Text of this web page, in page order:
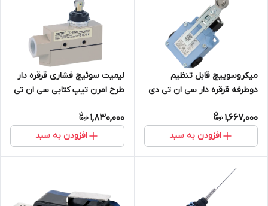
میکروسوییچ قابل تنظیم
دوطرفه قرقره دار سی ان تی دی
1,667,000
افزودن به سبد
لیمیت سوئیچ فشاری قرقره دار
طرح امرن تیپ کتابی سی ان تی
مهره نصب)
1,830,000
افزودن به سبد